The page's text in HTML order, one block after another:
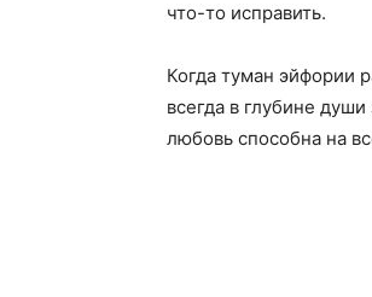
что-то исправить.
Когда туман эйфории
всегда в глубине
любовь способна на